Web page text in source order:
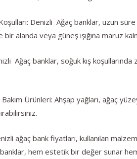
Denizli Ağaç banklar, uzun süre
alanda veya güneş ışığına maruz
Ağaç banklar, soğuk kış
Bakım Ürünleri: Ahşap yağları, ağaç
ağaç bank fiyatları, kullanılan
hem estetik bir değer sunar